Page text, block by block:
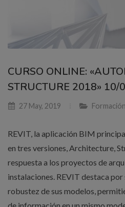
CURSO ONLINE:
STRUCTURE 2018» 10/
27 May, 2019 Formación
REVIT, la aplicación BIM
en tres versiones, Architecture,
respuesta a los proyectos de
instalaciones. REVIT destaca
robustez de sus modelos,